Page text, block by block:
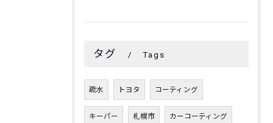
タグ Tags
疏水 トヨタ コーティング
キーパー 札幌市 カーコーティング